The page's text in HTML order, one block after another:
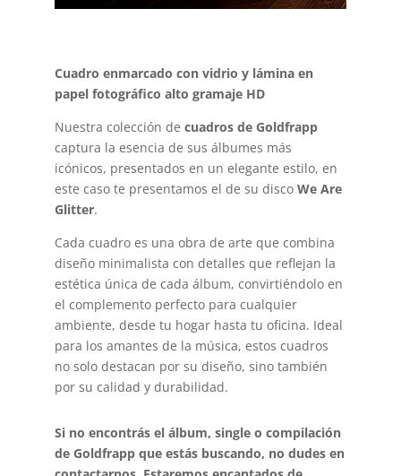
Cuadro enmarcado con vidrio y lámina en
papel fotográfico alto gramaje HD
Nuestra colección de cuadros de Goldfrapp
captura la esencia de sus álbumes más
icónicos, presentados en un elegante estilo, en
este caso te presentamos el de su disco We Are
Glitter.
Cada cuadro es una obra de arte que combina
diseño minimalista con detalles que reflejan la
estética única de cada álbum, convirtiéndolo en
el complemento perfecto para cualquier
ambiente, desde tu hogar hasta tu oficina. Ideal
para los amantes de la música, estos cuadros
no solo destacan por su diseño, sino también
por su calidad y durabilidad.
Si no encontrás el álbum, single o compilación
de Goldfrapp que estás buscando, no dudes en